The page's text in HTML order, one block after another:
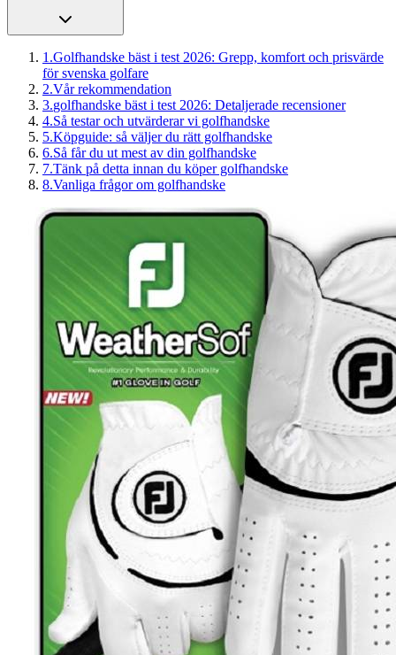
1 .Golfhandske bäst i test 2026: Grepp, komfort och prisvärde
för svenska golfare
2.Vår rekommendation
3.golfhandske bäst i test 2026: Detaljerade recensioner
4.Så testar och utvärderar vi golfhandske
5.Köpguide: så väljer du rätt golfhandske
6.Så får du ut mest av din golfhandske
7.Tänk på detta innan du köper golfhandske
8.Vanliga frågor om golfhandske